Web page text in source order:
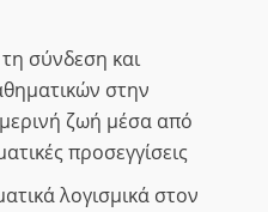
σύνδεση και
στην
ζωή μέσα από
προσεγγίσεις
λογισμικά στον